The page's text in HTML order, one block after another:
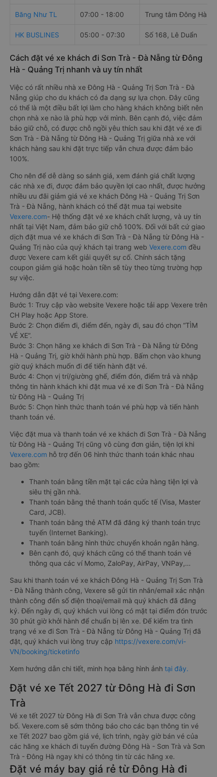
Băng Như TL 07:00 - 18:00 Trung tâm Đông Hà
HK BUSLINES 05:00 - 07:30 Số 168, Lê Duẩn
Cách đặt vé xe khách đi Sơn Trà - Đà Nẵng từ Đông
Hà - Quảng Trị nhanh và uy tín nhất
Việc có rất nhiều nhà xe Đông Hà - Quảng Trị Sơn Trà - Đà
Nẵng giúp cho du khách có đa dạng sự lựa chọn. Đây cũng
có thể là một điều bất lợi làm cho hàng khách không biết nên
chọn nhà xe nào là phù hợp với mình. Bên cạnh đó, việc đảm
bảo giữ chỗ, có được chỗ ngồi yêu thích sau khi đặt vé xe đi
Sơn Trà - Đà Nẵng từ Đông Hà - Quảng Trị giữa nhà xe với
khách hàng sau khi đặt trực tiếp vẫn chưa được đảm bảo
100%.
Cho nên để dễ dàng so sánh giá, xem đánh giá chất lượng
các nhà xe đi, được đảm bảo quyền lợi cao nhất, được hưởng
nhiều ưu đãi giảm giá vé xe khách Đông Hà - Quảng Trị Sơn
Trà - Đà Nẵng, hành khách có thể đặt mua tại website
Vexere.com- Hệ thống đặt vé xe khách chất lượng, và uy tín
nhất tại Việt Nam, đảm bảo giữ chỗ 100%. Đối với bất cứ giao
dịch đặt mua vé xe khách đi Sơn Trà - Đà Nẵng từ Đông Hà -
Quảng Trị nào của quý khách tại trang web Vexere.com đều
được Vexere cam kết giải quyết sự cố. Chính sách tặng
coupon giảm giá hoặc hoàn tiền sẽ tùy theo từng trường hợp
sự việc.
Hướng dẫn đặt vé tại Vexere.com:
Bước 1: Truy cập vào website Vexere hoặc tải app Vexere trên
CH Play hoặc App Store.
Bước 2: Chọn điểm đi, điểm đến, ngày đi, sau đó chọn “TÌM
VÉ XE”.
Bước 3: Chọn hãng xe khách đi Sơn Trà - Đà Nẵng từ Đông
Hà - Quảng Trị, giờ khởi hành phù hợp. Bấm chọn vào khung
giờ quý khách muốn đi để tiến hành đặt vé.
Bước 4: Chọn vị trí/giường ghế, điểm đón, điểm trả và nhập
thông tin hành khách khi đặt mua vé xe đi Sơn Trà - Đà Nẵng
từ Đông Hà - Quảng Trị
Bước 5: Chọn hình thức thanh toán vé phù hợp và tiến hành
thanh toán vé.
Việc đặt mua và thanh toán vé xe khách đi Sơn Trà - Đà Nẵng
từ Đông Hà - Quảng Trị cũng vô cùng đơn giản, tiện lợi khi
Vexere.com hỗ trợ đến 06 hình thức thanh toán khác nhau
bao gồm:
Thanh toán bằng tiền mặt tại các cửa hàng tiện lợi và
siêu thị gần nhà.
Thanh toán bằng thẻ thanh toán quốc tế (Visa, Master
Card, JCB).
Thanh toán bằng thẻ ATM đã đăng ký thanh toán trực
tuyến (Internet Banking).
Thanh toán bằng hình thức chuyển khoản ngân hàng.
Bên cạnh đó, quý khách cũng có thể thanh toán vé
thông qua các ví Momo, ZaloPay, AirPay, VNPay,…
Sau khi thanh toán vé xe khách Đông Hà - Quảng Trị Sơn Trà
- Đà Nẵng thành công, Vexere sẽ gửi tin nhắn/email xác nhận
thành công đến số điện thoại/email mà quý khách đã đăng
ký. Đến ngày đi, quý khách vui lòng có mặt tại điểm đón trước
30 phút giờ khởi hành để chuẩn bị lên xe. Để kiểm tra tình
trạng vé xe đi Sơn Trà - Đà Nẵng từ Đông Hà - Quảng Trị đã
đặt, quý khách vui lòng truy cập https://vexere.com/vi-
VN/booking/ticketinfo
Xem hướng dẫn chi tiết, minh họa bằng hình ảnh tại đây.
Đặt vé xe Tết 2027 từ Đông Hà đi Sơn
Trà
Vé xe tết 2027 từ Đông Hà đi Sơn Trà vẫn chưa được công
bố. Vexere.com sẽ sớm thông báo cho các bạn thông tin vé
xe Tết 2027 bao gồm giá vé, lịch trình, ngày giờ bán vé của
các hãng xe khách đi tuyến đường Đông Hà - Sơn Trà và Sơn
Trà - Đông Hà ngay khi có thông tin từ các hãng xe.
Đặt vé máy bay giá rẻ từ Đông Hà đi